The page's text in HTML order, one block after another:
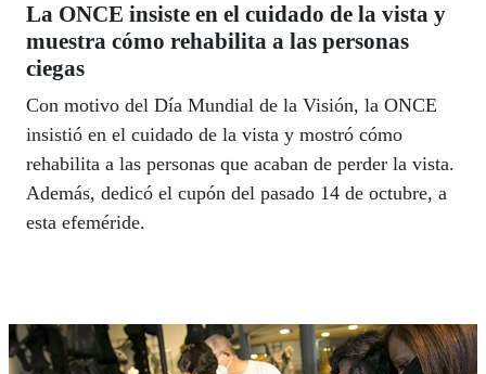
La ONCE insiste en el cuidado de la vista y
muestra cómo rehabilita a las personas
ciegas
Con motivo del Día Mundial de la Visión, la ONCE
insistió en el cuidado de la vista y mostró cómo
rehabilita a las personas que acaban de perder la vista.
Además, dedicó el cupón del pasado 14 de octubre, a
esta efeméride.